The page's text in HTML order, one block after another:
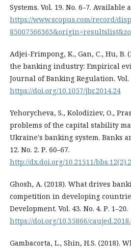
Systems. Vol. 19. No. 6–7. Available
https://www.scopus.com/record/
Adjei-Frimpong, K., Gan, C., Hu, B.
the banking industry: Empirical
Journal of Banking Regulation. Vol.
https://doi.org/10.1057/jbr.2014.24
Yehorycheva, S., Kolodiziev, O.,
problems of the capital stability
Ukraine's banking system. Banks
12. No. 2. Р. 60–67.
http://dx.doi.org/10.21511/
Ghosh, A. (2018). What drives
competition in developing
Development. Vol. 43. No. 4. Р. 1–20.
https://doi.org/10.35866/
Gambacorta, L., Shin, H.S. (2018).